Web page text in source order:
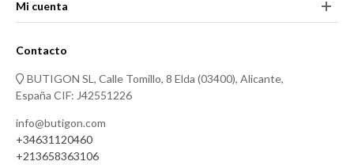
Mi cuenta
Contacto
BUTIGON SL, Calle Tomillo, 8 Elda (03400), Alicante,
España CIF: J42551226
info@butigon.com
+34631120460
+213658363106